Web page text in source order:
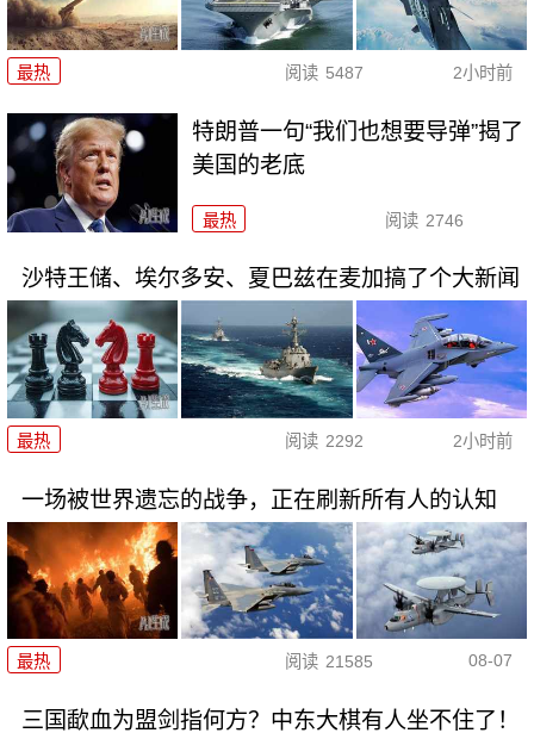
最热 阅读 5487 2小时前
特朗普一句“我们也想要导弹”揭了
美国的老底
最热 阅读 2746
沙特王储、埃尔多安、夏巴兹在麦加搞了个大新闻
最热 阅读 2292 2小时前
一场被世界遗忘的战争，正在刷新所有人的认知
最热 阅读 21585 08-07
三国歃血为盟剑指何方？中东大棋有人坐不住了！